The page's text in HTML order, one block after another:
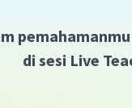
di sesi Live